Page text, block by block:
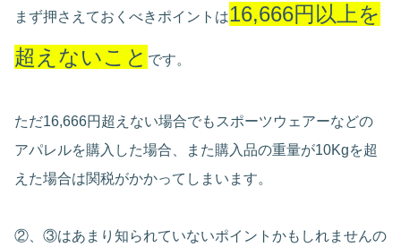
まず押さえておくべきポイントは16,666円以上を
超えないこと です。
ただ16,666円超えない場合でもスポーツウェアーなどの
アパレルを購入した場合、また購入品の重量が10Kgを超
えた場合は関税がかかってしまいます。
②、③はあまり知られていないポイントかもしれませんの